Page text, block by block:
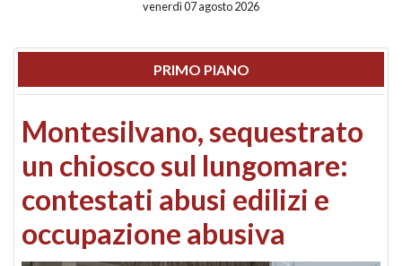
venerdì 07 agosto 2026
PRIMO PIANO
Montesilvano, sequestrato
un chiosco sul lungomare:
contestati abusi edilizi e
occupazione abusiva